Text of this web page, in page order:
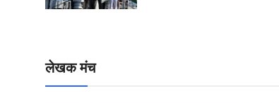
लेखक मंच